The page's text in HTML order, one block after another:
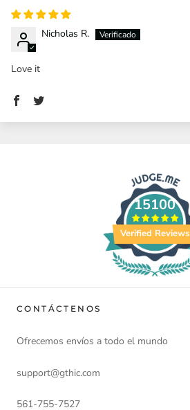
Nicholas R.
Love it
15100
Verified Reviews
CONTÁCTENOS
Ofrecemos envíos a todo el mundo
support@gthic.com
561-755-7527